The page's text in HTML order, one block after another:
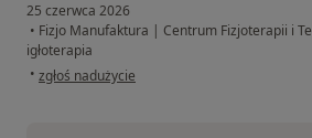
25 czerwca 2026
• Fizjo Manufaktura | Centrum Fizjoterapii i
igłoterapia
• w opinii użytkownika Małgorzata
zgłoś nadużycie